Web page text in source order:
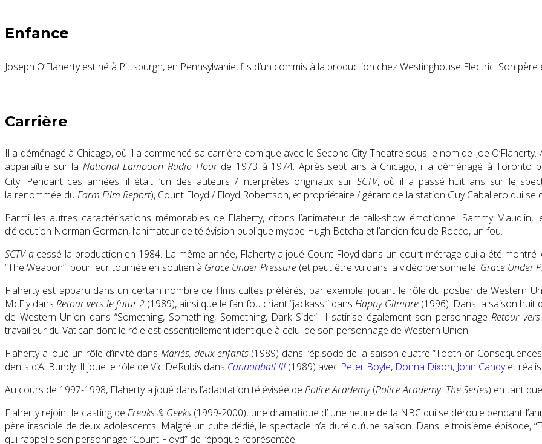
Enfance
Joseph O’Flahertyest né à Pittsburgh, en Pennsylvanie, fils d’un commis à la production chez Westinghouse Electric. Son
Carrière
Il a déménagé à Chicago, où il a commencé sa carrière comique avec le Second City Theatre sous le nom de Joe
apparaître sur la National Lampoon Radio Hourde 1973 à 1974. Après sept ans à Chicago, il a déménagé à
City. Pendant ces années, il était l’un des auteurs / interprètes originaux sur SCTV, où il a passé huit ans sur le
la renommée du Farm Film Report), Count Floyd / Floyd Robertson, et propriétaire / gérant de la station Guy Caballero qui
Parmi les autres caractérisations mémorables de Flaherty, citons l’animateur de talk-show émotionnel Sammy
d’élocution Norman Gorman, l’animateur de télévision publique myope Hugh Betcha et l’ancien fou de Rocco, un fou.
SCTV acessé la production en 1984. La même année, Flaherty a joué Count Floyd dans un court-métrage qui a été
“The Weapon”, pour leur tournée en soutien à Grace Under Pressure (et peut être vu dans la vidéo personnelle, Grace Under
Flaherty est apparu dans un certain nombre de films cultes préférés, par exemple, jouant le rôle du postier de Western
McFly dansRetour vers le futur 2(1989), ainsi que le fan fou criant “jackass!” dans Happy Gilmore (1996). Dans la saison huit
de Western Union dans “Something, Something, Something, Dark Side”. Il satirise également son personnageRetour
travailleur du Vatican dont le rôle est essentiellement identique à celui de son personnage de Western Union.
Flaherty a joué un rôle d’invité dansMariés, deux enfants(1989) dans l’épisode de la saison quatre “Tooth or
dents d’Al Bundy. Il joue le rôle de Vic DeRubis dans Cannonball III (1989) avec Peter Boyle, Donna Dixon, John Candyet
Au cours de 1997-1998, Flaherty a joué dans l’adaptation télévisée de Police Academy(Police Academy: The Series) en tant
Flaherty rejoint le casting de Freaks & Geeks (1999-2000), une dramatique d’ une heure de la NBC qui se déroule pendant
père irascible de deux adolescents. Malgré un culte dédié, le spectacle n’a duré qu’une saison. Dans le troisième épisode,
qui rappelle son personnage “Count Floyd” de l’époque représentée.